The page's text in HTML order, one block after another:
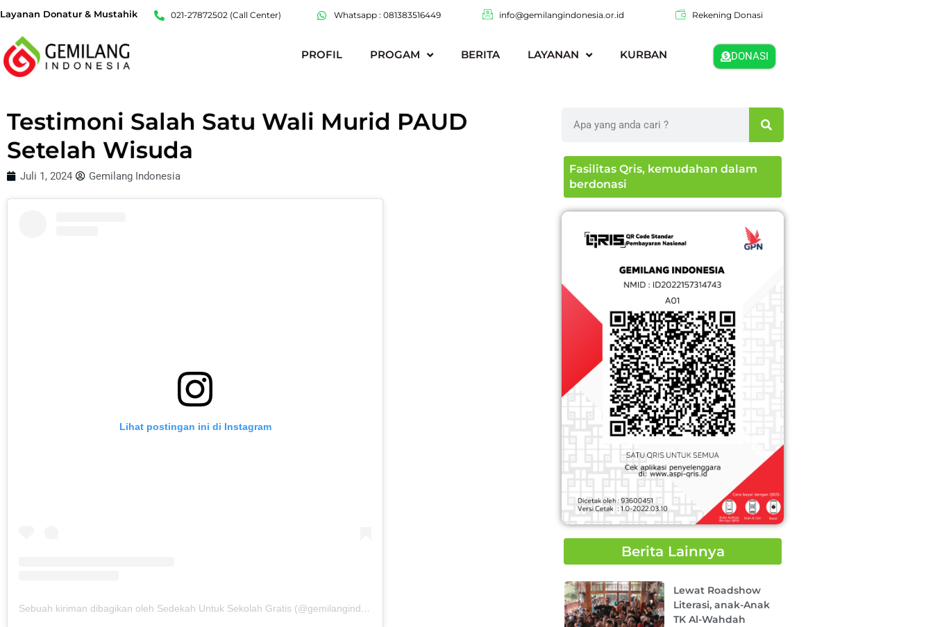
konten
Layanan Donatur & Mustahik 021-27872502 (Call Center) Whatsapp : 081383516449 info@gemilangindonesia.or.id Rekening Donasi
PROFIL PROGAM BERITA LAYANAN KURBAN DONASI
Testimoni Salah Satu Wali Murid PAUD
Setelah Wisuda
Juli 1, 2024 Gemilang Indonesia
Lihat postingan ini di Instagram
Sebuah kiriman dibagikan oleh Sedekah Untuk Sekolah Gratis (@gemilangindonesia)
Fasilitas Qris, kemudahan dalam
berdonasi
Berita Lainnya
Lewat Roadshow
Literasi, anak-Anak
TK Al-Wahdah
PagePage PagePagePage